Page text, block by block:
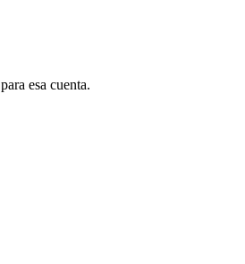
esa cuenta.